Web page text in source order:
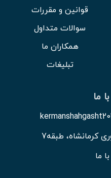
قوانین و مقررات
سوالات متداول
همکاران ما
تبلیغات
ما
کرمانشاه، طبقه7
ما